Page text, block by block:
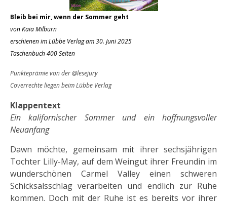
Bleib bei mir, wenn der Sommer geht
von Kaia Milburn
erschienen im Lübbe Verlag am 30. Juni 2025
Taschenbuch 400 Seiten
Punkteprämie von der @lesejury
Coverrechte liegen beim Lübbe Verlag
Klappentext
Ein kalifornischer Sommer und ein hoffnungsvoller
Neuanfang
Dawn möchte, gemeinsam mit ihrer sechsjährigen
Tochter Lilly-May, auf dem Weingut ihrer Freundin im
wunderschönen Carmel Valley einen schweren
Schicksalsschlag verarbeiten und endlich zur Ruhe
kommen. Doch mit der Ruhe ist es bereits vor ihrer